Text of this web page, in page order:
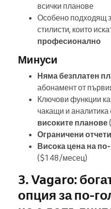
всички планове
Особено подходящ
стилисти, които
професионално
Минуси
Няма безплатен
абонамент от
Ключови функции
чакащи и аналитика
високите планове
Ограничени отчети
Висока цена на
($148/месец)
3. Vagaro:
опция за по-